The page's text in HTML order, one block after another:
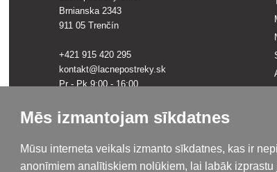
Brnianska 2343
911 05 Trenčín
+421 915 420 295
kontakt@lacnepostreky.sk
Pr - Pk 9:00 - 16:00
Uzņēmuma juridiskā adrese:
Lacnepostreky s.r.o.
Malokrasňanská 10137/8
Mēs izmantojam sīkdatnes
Mūsu interneta veikals izmanto sīkdatnes, kas ir
anonīmiem analītiskiem nolūkiem, lai labāk